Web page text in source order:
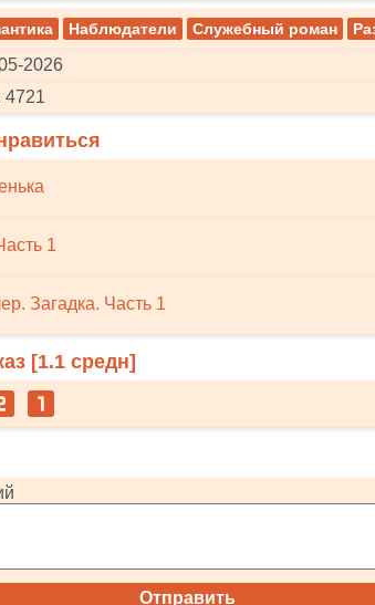
Наблюдатели Служебный роман
2026
4721
1
Загадка. Часть 1
[1.1 средн]